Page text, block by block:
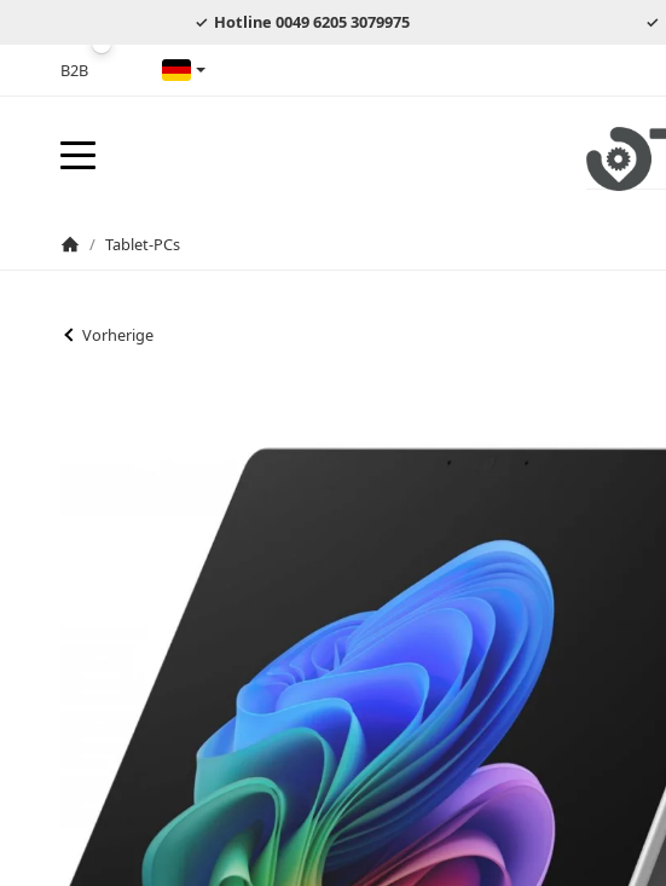
Hotline 0049 6205 3079975
B2B Deutsch
/ Tablet-PCs
Vorherige